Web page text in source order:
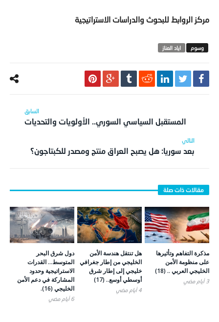
مركز الروابط للبحوث والدراسات الاستراتيجية
اياد العناز
المستقبل السياسي السوري.. الأولويات والتحديات
بعد سوريا: هل يصبح العراق منتج ومصدر للكبتاجون؟
مذكرة التفاهم وتأثيرها
على منظومة الأمن
الخليجي العربي .. (18)
3 أيام ‎مضي
هل تنتقل هندسة الأمن
الخليجي من إطار جغرافي
خليجي إلى إطار شرق
أوسطي أوسع.. (17)
4 أيام ‎مضي
دول شرق البحر
المتوسط… القدرات
الاستراتيجية وحدود
المشاركة في دعم الأمن
الخليجي (16).
6 أيام ‎مضي